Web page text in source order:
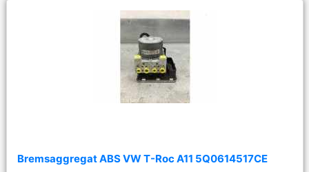
Bremsaggregat ABS VW T-Roc A11 5Q0614517CE